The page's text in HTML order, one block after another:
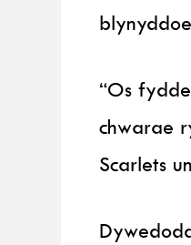
“Os
chwarae
Scarlets